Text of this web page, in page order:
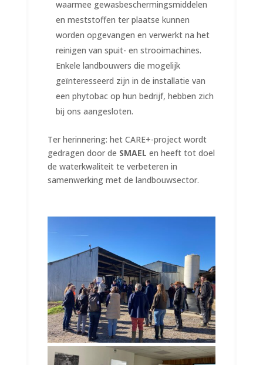
waarmee gewasbeschermingsmiddelen
en meststoffen ter plaatse kunnen
worden opgevangen en verwerkt na het
reinigen van spuit- en strooimachines.
Enkele landbouwers die mogelijk
geïnteresseerd zijn in de installatie van
een phytobac op hun bedrijf, hebben zich
bij ons aangesloten.
Ter herinnering: het CARE+-project wordt
gedragen door de SMAEL en heeft tot doel
de waterkwaliteit te verbeteren in
samenwerking met de landbouwsector.